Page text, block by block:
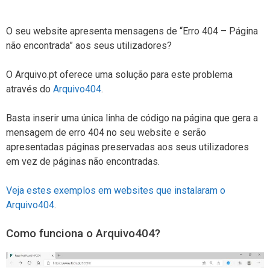
O seu website apresenta mensagens de “Erro 404 – Página
não encontrada” aos seus utilizadores?
O Arquivo.pt oferece uma solução para este problema
através do Arquivo404.
Basta inserir uma única linha de código na página que gera a
mensagem de erro 404 no seu website e serão
apresentadas páginas preservadas aos seus utilizadores
em vez de páginas não encontradas.
Veja estes exemplos em websites que instalaram o
Arquivo404.
Como funciona o Arquivo404?